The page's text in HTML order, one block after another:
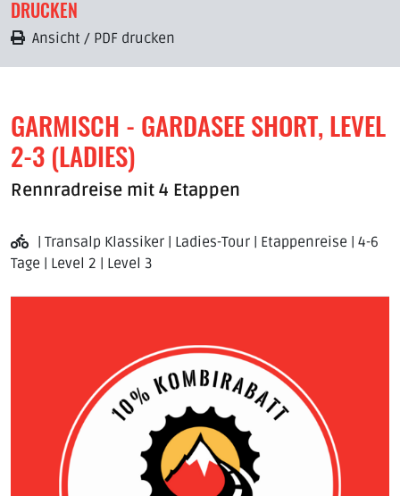
DRUCKEN
Ansicht / PDF drucken
GARMISCH - GARDASEE SHORT, LEVEL
2-3 (LADIES)
Rennradreise mit 4 Etappen
| Transalp Klassiker | Ladies-Tour | Etappenreise | 4-6
Tage | Level 2 | Level 3